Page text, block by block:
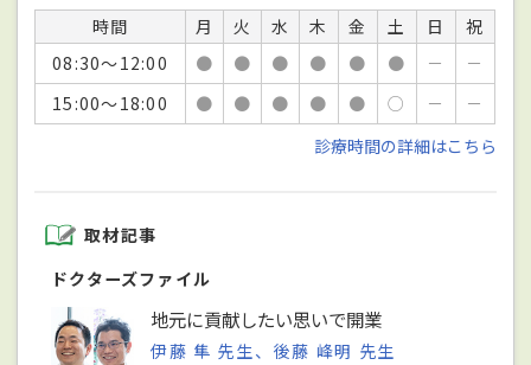
時間 月 火 水 木 金 土 日
祝
08:30～12:00
● ● ● ● ● ● －
－
15:00～18:00
● ● ● ● ● ○ －
－
診療時間の詳細はこちら
取材記事
ドクターズファイル
地元に貢献したい思いで開業
伊藤 隼 先生、後藤 峰明 先生